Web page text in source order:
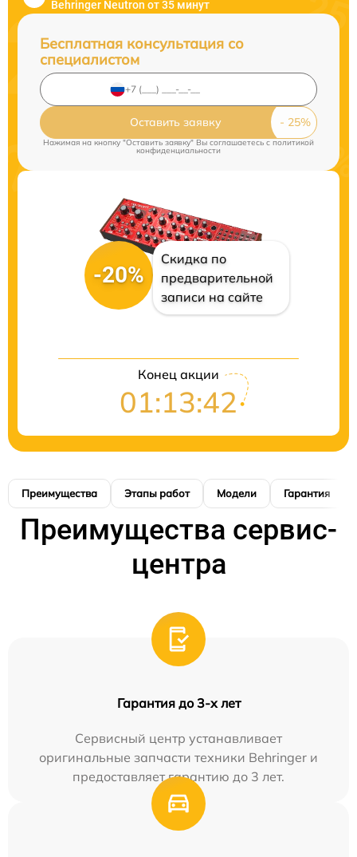
Behringer Neutron от 35 минут
Бесплатная консультация со
специалистом
Оставить заявку
Нажимая на кнопку "Оставить заявку" Вы соглашаетесь cполитикой
конфиденциальности
-20%
Скидка по
предварительной
записи на сайте
Конец акции
01:13:41
Преимущества Этапы работ Модели Гарантия
Преимущества сервис-
центра
Гарантия до 3-х лет
Сервисный центр устанавливает
оригинальные запчасти техники Behringer и
предоставляет гарантию до 3 лет.